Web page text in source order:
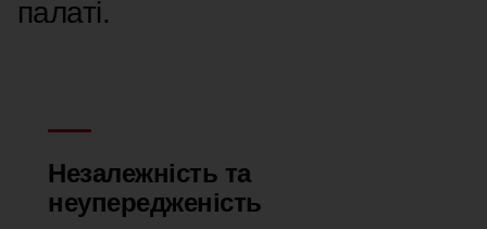
палаті.
Незалежність та
неупередженість